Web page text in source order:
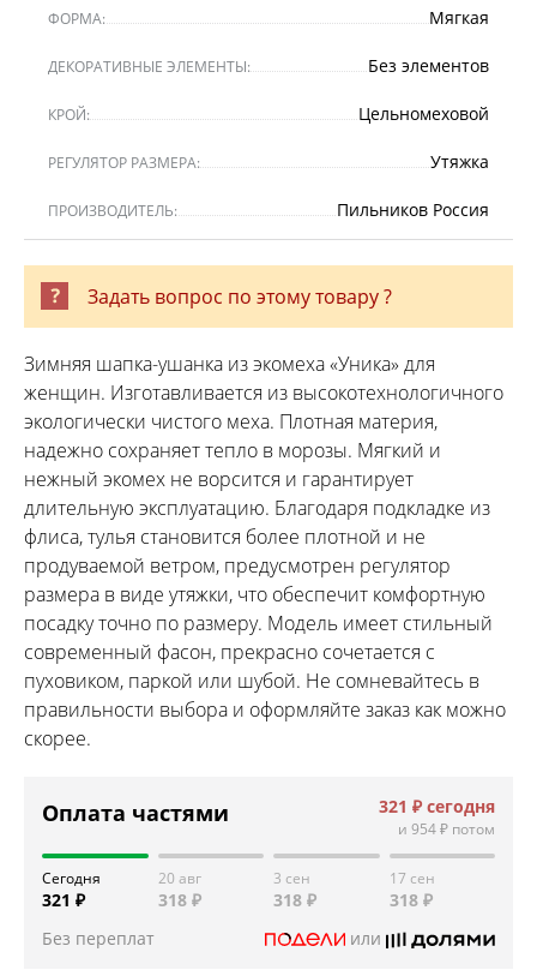
ФОРМА: Мягкая
ДЕКОРАТИВНЫЕ ЭЛЕМЕНТЫ: Без элементов
КРОЙ: Цельномеховой
РЕГУЛЯТОР РАЗМЕРА: Утяжка
ПРОИЗВОДИТЕЛЬ: Пильников Россия
Задать вопрос по этому товару ?
Зимняя шапка-ушанка из экомеха «Уника» для
женщин. Изготавливается из высокотехнологичного
экологически чистого меха. Плотная материя,
надежно сохраняет тепло в морозы. Мягкий и
нежный экомех не ворсится и гарантирует
длительную эксплуатацию. Благодаря подкладке из
флиса, тулья становится более плотной и не
продуваемой ветром, предусмотрен регулятор
размера в виде утяжки, что обеспечит комфортную
посадку точно по размеру. Модель имеет стильный
современный фасон, прекрасно сочетается с
пуховиком, паркой или шубой. Не сомневайтесь в
правильности выбора и оформляйте заказ как можно
скорее.
Оплата частями 321 ₽ сегодня
и 954 ₽ потом
Сегодня
321 ₽
20 авг
318 ₽
3 сен
318 ₽
17 сен
318 ₽
Без переплат
или